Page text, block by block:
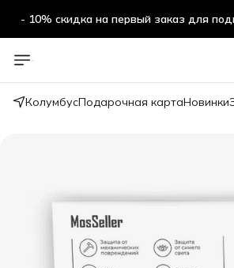
- 10% скидка на первый заказ для
КолумбусПодарочная картаНовинки